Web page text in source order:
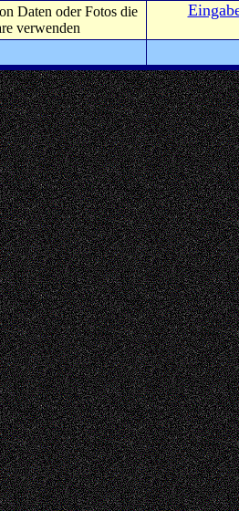
Daten oder Fotos die
verwenden